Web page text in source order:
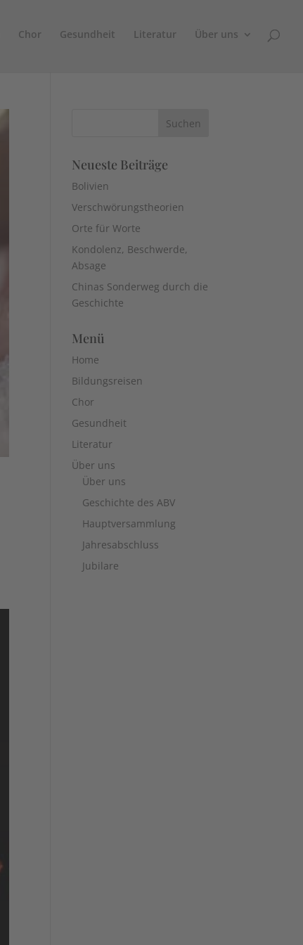
Chor Gesundheit Literatur Über uns
Neueste Beiträge
Bolivien
Verschwörungstheorien
Orte für Worte
Kondolenz, Beschwerde,
Absage
Chinas Sonderweg durch die
Geschichte
Menü
Home
Bildungsreisen
Chor
Gesundheit
Literatur
Über uns
Über uns
Geschichte des ABV
Hauptversammlung
Jahresabschluss
Jubilare